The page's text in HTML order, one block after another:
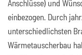
Anschlüsse) und
einbezogen. Durch
unterschiedlichsten
Wärmetauscherbau